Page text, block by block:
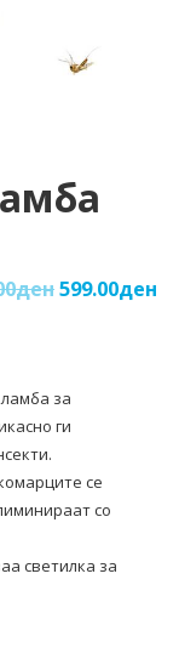
ден599.00ден
за
ги
се
со
светилка за